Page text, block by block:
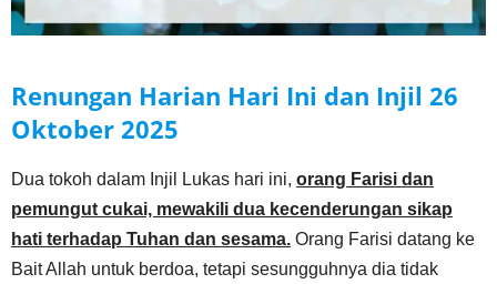
Renungan Harian Hari Ini dan Injil 26
Oktober 2025
Dua tokoh dalam Injil Lukas hari ini, orang Farisi dan
pemungut cukai, mewakili dua kecenderungan sikap
hati terhadap Tuhan dan sesama. Orang Farisi datang ke
Bait Allah untuk berdoa, tetapi sesungguhnya dia tidak